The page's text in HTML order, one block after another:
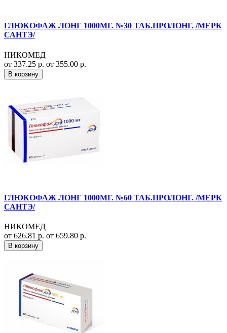
ГЛЮКОФАЖ ЛОНГ 1000МГ. №30 ТАБ.ПРОЛОНГ. /МЕРК
САНТЭ/
НИКОМЕД
от 337.25 р. от 355.00 р.
В корзину
ГЛЮКОФАЖ ЛОНГ 1000МГ. №60 ТАБ.ПРОЛОНГ. /МЕРК
САНТЭ/
НИКОМЕД
от 626.81 р. от 659.80 р.
В корзину